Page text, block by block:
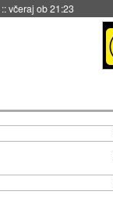
::včeraj ob 21:23